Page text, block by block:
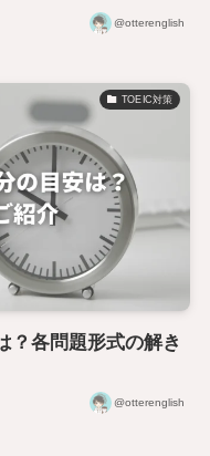
@otterenglish
TOEIC対策
？各問題形式の解き
@otterenglish